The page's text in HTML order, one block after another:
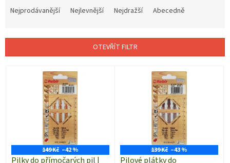
í
Nejprodávanější Nejlevnější Nejdražší Abecedně
OTEVŘÍT FILTR
149 Kč –42 %
Pilky do přímočarých pil |
139 Kč –43 %
Pilové plátky do